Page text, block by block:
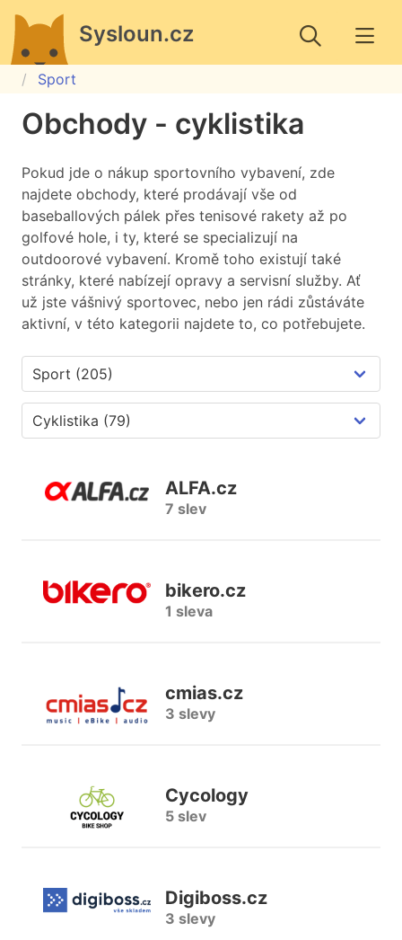
Sysloun.cz
Sport
Obchody - cyklistika
Pokud jde o nákup sportovního vybavení, zde
najdete obchody, které prodávají vše od
baseballových pálek přes tenisové rakety až po
golfové hole, i ty, které se specializují na
outdoorové vybavení. Kromě toho existují také
stránky, které nabízejí opravy a servisní služby. Ať
už jste vášnivý sportovec, nebo jen rádi zůstáváte
aktivní, v této kategorii najdete to, co potřebujete.
ALFA.cz
7 slev
bikero.cz
1 sleva
cmias.cz
3 slevy
Cycology
5 slev
Digiboss.cz
3 slevy